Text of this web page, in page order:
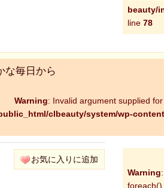
beauty/
line 78
な毎日から
Warning: Invalid argument supplied
clbeauty/system/wp-
お気に入りに追加
Warning
foreach()